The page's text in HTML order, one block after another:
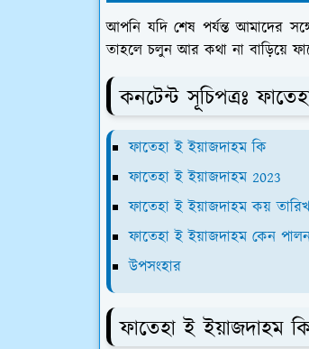
আপনি যদি শেষ পর্যন্ত আমাদের
তাহলে চলুন আর কথা না বাড়িয়ে
কনটেন্ট সূচিপত্রঃ
ফাতেহা ই ইয়াজদাহম কি
ফাতেহা ই ইয়াজদাহম 2023
ফাতেহা ই ইয়াজদাহম কয়
ফাতেহা ই ইয়াজদাহম কেন
উপসংহার
ফাতেহা ই ইয়াজদাহম